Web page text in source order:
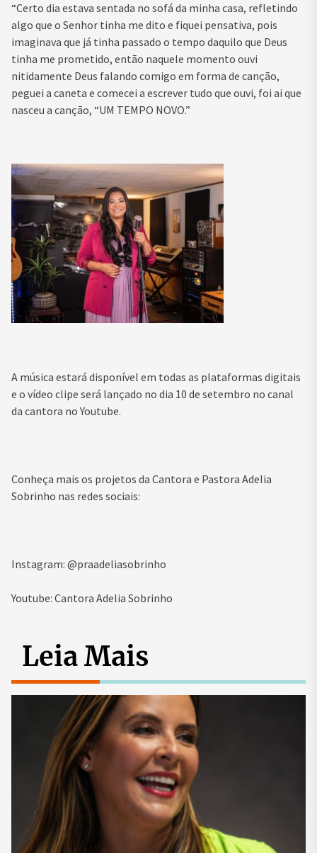
“Certo dia estava sentada no sofá da minha casa, refletindo
algo que o Senhor tinha me dito e fiquei pensativa, pois
imaginava que já tinha passado o tempo daquilo que Deus
tinha me prometido, então naquele momento ouvi
nitidamente Deus falando comigo em forma de canção,
peguei a caneta e comecei a escrever tudo que ouvi, foi ai que
nasceu a canção, “UM TEMPO NOVO.”
A música estará disponível em todas as plataformas digitais
e o vídeo clipe será lançado no dia 10 de setembro no canal
da cantora no Youtube.
Conheça mais os projetos da Cantora e Pastora Adelia
Sobrinho nas redes sociais:
Instagram: @praadeliasobrinho
Youtube: Cantora Adelia Sobrinho
Leia Mais